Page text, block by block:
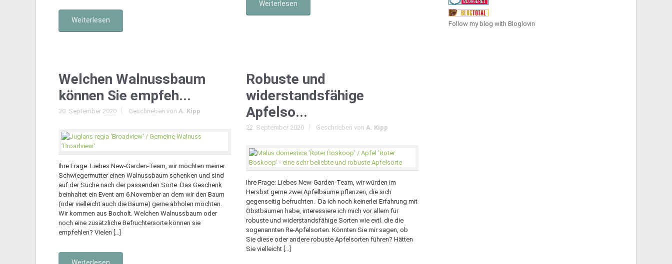
Weiterlesen
Weiterlesen
Welchen Walnussbaum
können Sie empfeh...
30. September 2020 Geschrieben von A. Kipp
Ihre Frage: Liebes New-Garden-Team, wir möchten meiner
Schwiegermutter einen Walnussbaum schenken und sind
auf der Suche nach der passenden Sorte. Das Geschenk
beinhaltet ein Event am 6.November an dem wir den Baum
(oder vielleicht auch die Bäume) gerne abholen möchten.
Wir kommen aus Bocholt. Welchen Walnussbaum oder
noch eine zusätzliche Befruchtersorte können sie
empfehlen? Vielen […]
Robuste und
widerstandsfähige
Apfelso...
22. September 2020 Geschrieben von A. Kipp
Ihre Frage: Liebes New-Garden-Team, wir würden im
Hersbst gerne zwei Apfelbäume pflanzen, die sich
gegenseitig befruchten. Da ich noch keinerlei Erfahrung mit
Obstbäumen habe, interessiere ich mich vor allem für
robuste und widerstandsfähige Sorten wie evtl. die die
sogenannten Re-Apfelsorten. Könnten Sie mir sagen, ob
Sie diese oder andere robuste Apfelsorten führen? Hätten
Sie vielleicht […]
Follow my blog with Bloglovin